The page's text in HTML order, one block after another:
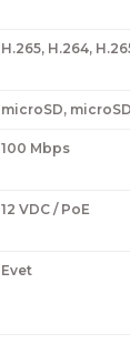
H.265, H.264,
microSD,
100 Mbps
12 VDC / PoE
Evet